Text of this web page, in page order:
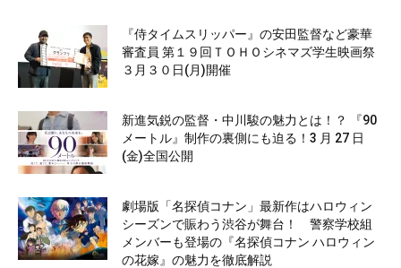
『侍タイムスリッパー』の安田監督など豪華
審査員 第１９回ＴＯＨＯシネマズ学生映画祭
３月３０日(月)開催
新進気鋭の監督・中川駿の魅力とは！？ 『90
メートル』制作の裏側にも迫る！3 月 27 日
(金)全国公開
劇場版「名探偵コナン」最新作はハロウィン
シーズンで賑わう渋谷が舞台！ 警察学校組
メンバーも登場の『名探偵コナン ハロウィン
の花嫁』の魅力を徹底解説